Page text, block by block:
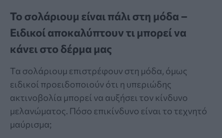
Το σολάριουμ είναι πάλι στη μόδα –
Ειδικοί αποκαλύπτουν τι μπορεί να
κάνει στο δέρμα μας
Τα σολάριουμ επιστρέφουν στη μόδα, όμως
ειδικοί προειδοποιούν ότι η υπεριώδης
ακτινοβολία μπορεί να αυξήσει τον κίνδυνο
μελανώματος. Πόσο επικίνδυνο είναι το τεχνητό
μαύρισμα;